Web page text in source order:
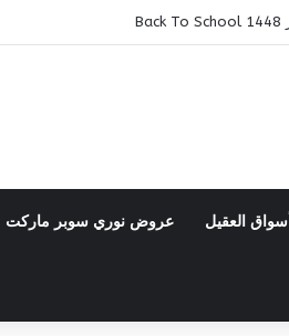
أسواق العقيل عروض نوري سوبر ماركت